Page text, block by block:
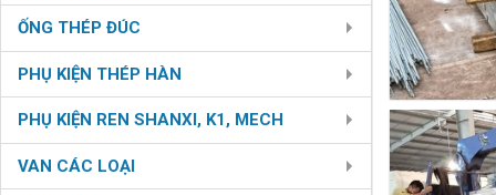
ỐNG THÉP ĐÚC
PHỤ KIỆN THÉP HÀN
PHỤ KIỆN REN SHANXI, K1, MECH
VAN CÁC LOẠI